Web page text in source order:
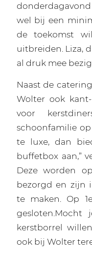
wel bij een
de toekomst
uitbreiden. Liza,
al druk mee
Naast de
Wolter ook
voor
schoonfamilie
te luxe, dan
buffetbox aan,”
Deze worden
bezorgd en zijn
te maken. Op
kerstborrel
ook bij Wolter